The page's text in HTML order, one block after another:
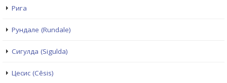
Рига
Рундале (Rundale)
Сигулда (Sigulda)
Цесис (Cēsis)